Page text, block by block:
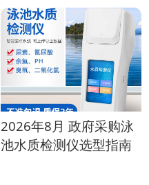
2026年8月 政府采购泳
池水质检测仪选型指南